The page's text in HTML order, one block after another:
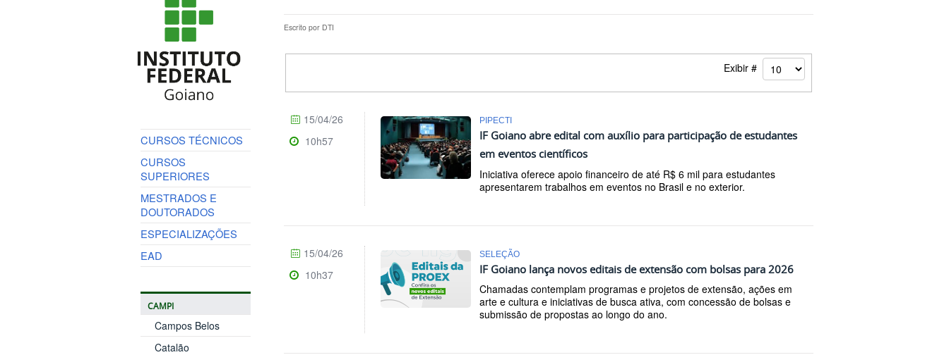
CURSOS TÉCNICOS
CURSOS
SUPERIORES
MESTRADOS E
DOUTORADOS
ESPECIALIZAÇÕES
EAD
CAMPI
Campos Belos
Catalão
Escrito por DTI
Exibir #
PIPECTI
IF Goiano abre edital com auxílio para participação de estudantes
em eventos científicos
Iniciativa oferece apoio financeiro de até R$ 6 mil para estudantes
apresentarem trabalhos em eventos no Brasil e no exterior.
15/04/26
10h57
SELEÇÃO
IF Goiano lança novos editais de extensão com bolsas para 2026
Chamadas contemplam programas e projetos de extensão, ações em
arte e cultura e iniciativas de busca ativa, com concessão de bolsas e
submissão de propostas ao longo do ano.
15/04/26
10h37